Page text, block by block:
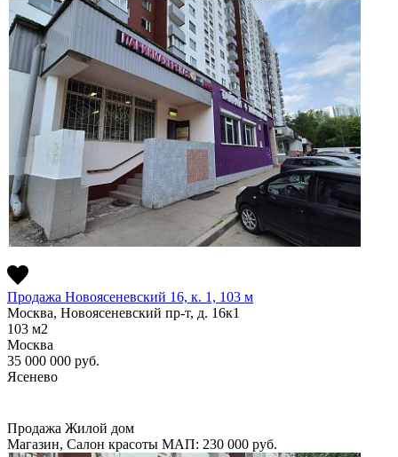
Продажа Новоясеневский 16, к. 1, 103 м
Москва, Новоясеневский пр-т, д. 16к1
103 м2
Москва
35 000 000 руб.
Ясенево
Продажа Жилой дом
Магазин, Салон красоты МАП: 230 000 руб.